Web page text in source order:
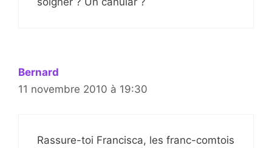
Bernard
11 novembre 2010 à 19:30
Rassure-toi Francisca, les franc-comtois